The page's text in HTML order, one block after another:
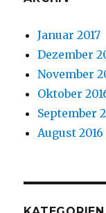
Januar 2017
Dezember
November
Oktober
September
August 2016